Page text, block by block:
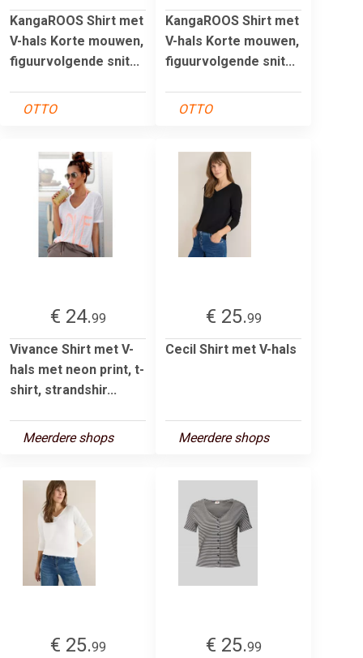
KangaROOS Shirt met
V-hals Korte mouwen,
figuurvolgende snit...
OTTO
KangaROOS Shirt met
V-hals Korte mouwen,
figuurvolgende snit...
OTTO
€ 24.99
Vivance Shirt met V-
hals met neon print, t-
shirt, strandshir...
Meerdere shops
€ 25.99
Cecil Shirt met V-hals
Meerdere shops
€ 25.99 € 25.99